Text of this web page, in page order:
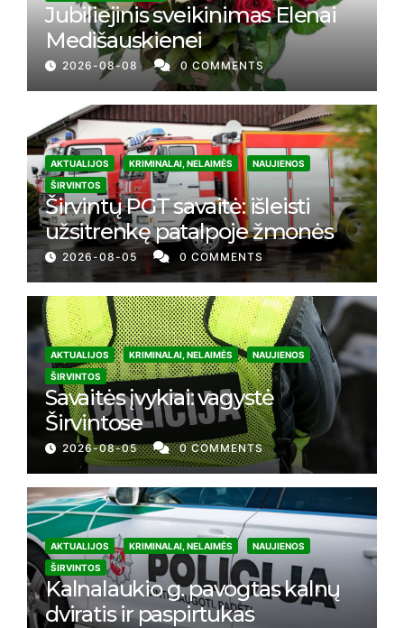
Jubiliejinis sveikinimas Elenai
Medišauskienei
2026-08-08 0 COMMENTS
AKTUALIJOS KRIMINALAI, NELAIMĖS
NAUJIENOS
ŠIRVINTOS
Širvintų PGT savaitė: išleisti
užsitrenkę patalpoje žmonės
2026-08-05 0 COMMENTS
AKTUALIJOS KRIMINALAI, NELAIMĖS
NAUJIENOS
ŠIRVINTOS
Savaitės įvykiai: vagystė
Širvintose
2026-08-05 0 COMMENTS
AKTUALIJOS KRIMINALAI, NELAIMĖS
NAUJIENOS
ŠIRVINTOS
Kalnalaukio g. pavogtas kalnų
dviratis ir paspirtukas